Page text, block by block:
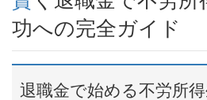
功への完全ガイド
退職金で始める不労所